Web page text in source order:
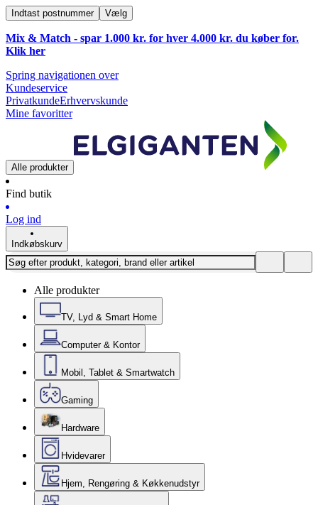
Indtast postnummer Vælg
Mix & Match - spar 1.000 kr. for hver 4.000 kr. du køber for.
Klik her
Spring navigationen over
Kundeservice
PrivatkundeErhvervskunde
Mine favoritter
Alle produkter
Find butik
Log ind
Indkøbskurv
Alle produkter
TV, Lyd & Smart Home
Computer & Kontor
Mobil, Tablet & Smartwatch
Gaming
Hardware
Hvidevarer
Hjem, Rengøring & Køkkenudstyr